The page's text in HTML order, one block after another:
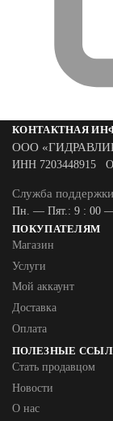
КОНТАКТНАЯ
ООО
ИНН 7203448915
Служба поддержки
Пн. — Пят.: 9 : 00
ПОКУПАТЕЛЯМ
Магазин
Услуги
Мой аккаунт
Доставка
Оплата
ПОЛЕЗНЫЕ
Стать продавцом
Новости
О нас